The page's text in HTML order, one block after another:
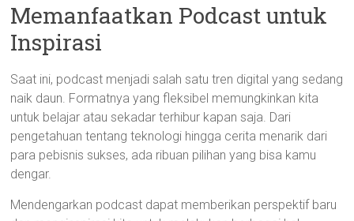
Memanfaatkan Podcast untuk
Inspirasi
Saat ini, podcast menjadi salah satu tren digital yang sedang
naik daun. Formatnya yang fleksibel memungkinkan kita
untuk belajar atau sekadar terhibur kapan saja. Dari
pengetahuan tentang teknologi hingga cerita menarik dari
para pebisnis sukses, ada ribuan pilihan yang bisa kamu
dengar.
Mendengarkan podcast dapat memberikan perspektif baru